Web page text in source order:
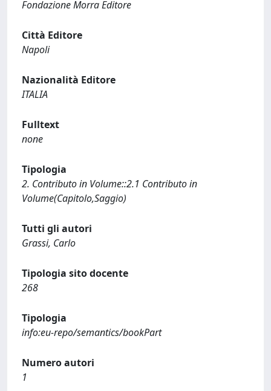
Fondazione Morra Editore
Città Editore
Napoli
Nazionalità Editore
ITALIA
Fulltext
none
Tipologia
2. Contributo in Volume::2.1 Contributo in
Volume(Capitolo,Saggio)
Tutti gli autori
Grassi, Carlo
Tipologia sito docente
268
Tipologia
info:eu-repo/semantics/bookPart
Numero autori
1